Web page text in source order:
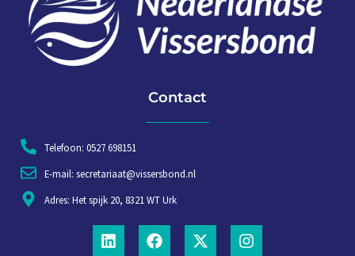
Contact
Telefoon: 0527 698151
E-mail: secretariaat@vissersbond.nl
Adres: Het spijk 20, 8321 WT Urk